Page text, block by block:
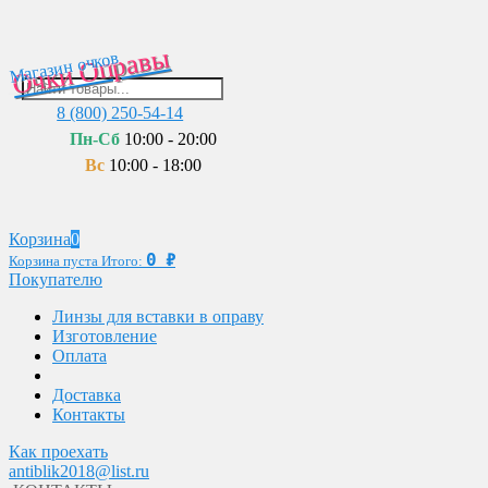
Очки Оправы
Магазин очков
8 (800) 250-54-14
Пн-Сб 10:00 - 20:00
Вс 10:00 - 18:00
Корзина0
Корзина пуста Итого: 0 ₽
Покупателю
Линзы для вставки в оправу
Изготовление
Оплата
Доставка
Контакты
Как проехать
antiblik2018@list.ru